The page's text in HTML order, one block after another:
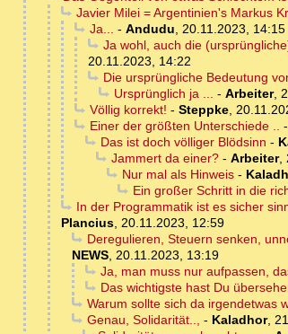
Javier Milei = Argentinien's Markus
Ja... - Andudu, 20.11.2023, 14:15
Ja wohl, auch die
20.11.2023, 14:22
Die ursprüngliche Bedeutung
Ursprünglich ja ... - Arbeiter,
Völlig korrekt! - Steppke,
Einer der größten Unterschiede .. -
Das ist doch völliger Blödsinn -
Jammert da einer?- Arbeiter,
Nur mal als Hinweis-
Ein großer Schritt in die
In der Programmatik ist es sicher
Plancius, 20.11.2023, 12:59
Deregulieren, Steuern senken,
NEWS, 20.11.2023, 13:19
Ja, man muss nur aufpassen,
Das wichtigste hast Du
Warum sollte sich da irgendetwas
Genau, Solidarität.., - Kaladhor,